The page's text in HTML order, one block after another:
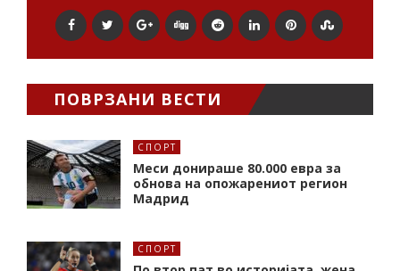
ПОВРЗАНИ ВЕСТИ
СПОРТ
Меси донираше 80.000 евра за
обнова на опожарениот регион
Мадрид
СПОРТ